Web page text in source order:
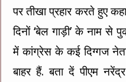
पर तीखा प्रहार करते हुए
दिनों ‘बेल गाड़ी’ के नाम से
में कांग्रेस के कई दिग्गज
बाहर हैं. बता दें पीएम